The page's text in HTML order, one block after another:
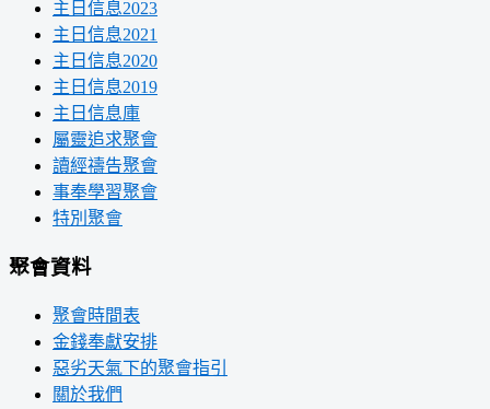
主日信息2023
主日信息2021
主日信息2020
主日信息2019
主日信息庫
屬靈追求聚會
讀經禱告聚會
事奉學習聚會
特別聚會
聚會資料
聚會時間表
金錢奉獻安排
惡劣天氣下的聚會指引
關於我們